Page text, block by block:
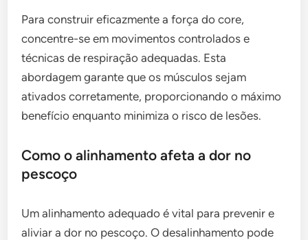
Para construir eficazmente a força do core,
concentre-se em movimentos controlados e
técnicas de respiração adequadas. Esta
abordagem garante que os músculos sejam
ativados corretamente, proporcionando o máximo
benefício enquanto minimiza o risco de lesões.
Como o alinhamento afeta a dor no
pescoço
Um alinhamento adequado é vital para prevenir e
aliviar a dor no pescoço. O desalinhamento pode